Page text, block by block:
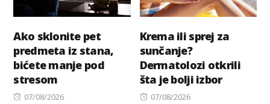
Ako sklonite pet
predmeta iz stana,
bićete manje pod
stresom
Posted
07/08/2026
Krema ili sprej za
sunčanje?
Dermatolozi otkrili
šta je bolji izbor
Posted
07/08/2026